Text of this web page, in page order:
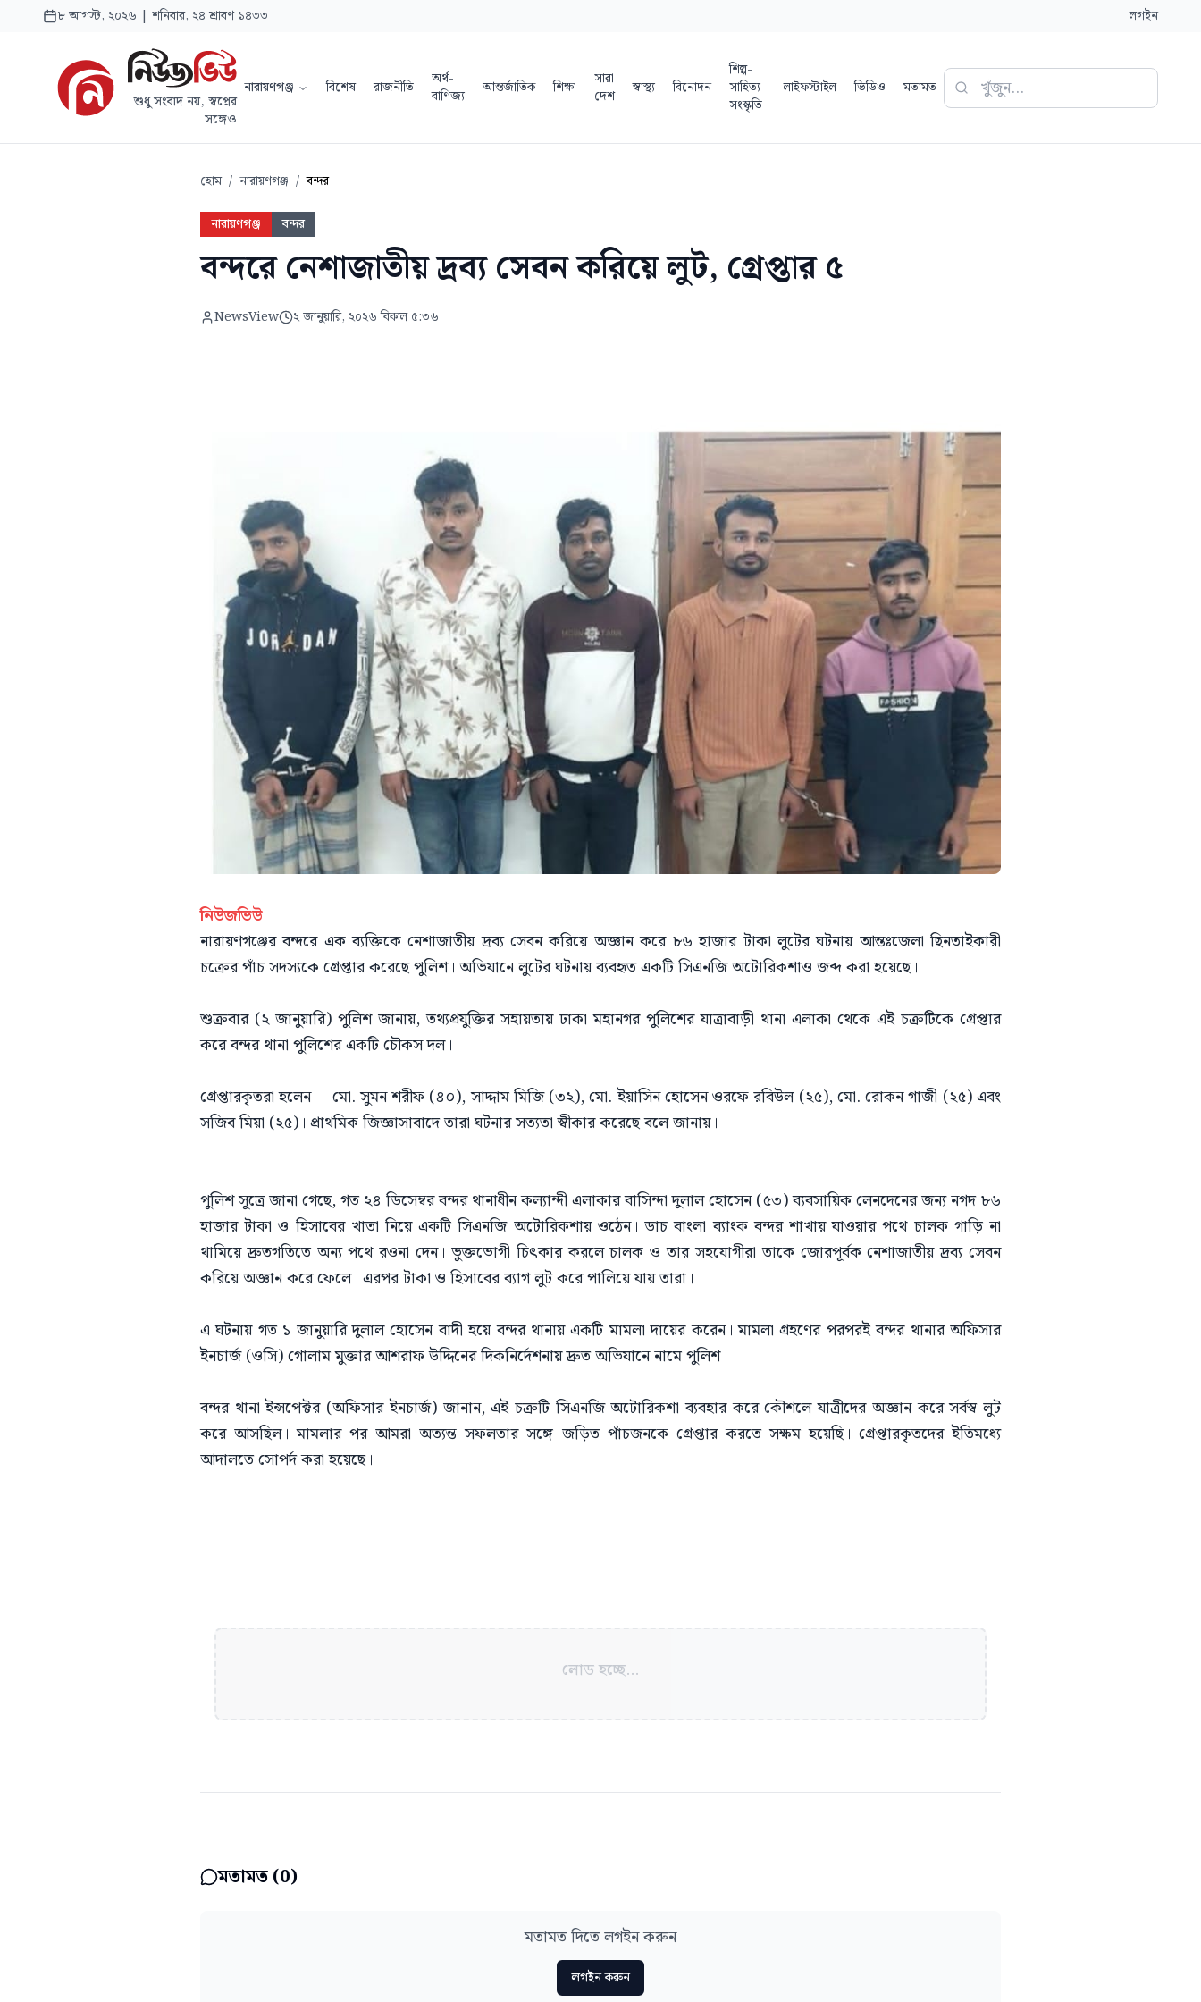
৮ আগস্ট, ২০২৬ | শনিবার, ২৪ শ্রাবণ ১৪৩৩ লগইন
শুধু সংবাদ নয়, স্বপ্নের
সঙ্গেও
নারায়ণগঞ্জ বিশেষ রাজনীতি
অর্থ-
বাণিজ্য
আন্তর্জাতিক শিক্ষা
সারা
দেশ
স্বাস্থ্য বিনোদন
শিল্প-
সাহিত্য-
সংস্কৃতি
লাইফস্টাইল ভিডিও মতামত
হোম / নারায়ণগঞ্জ / বন্দর
নারায়ণগঞ্জ বন্দর
বন্দরে নেশাজাতীয় দ্রব্য সেবন করিয়ে লুট, গ্রেপ্তার ৫
NewsView ২ জানুয়ারি, ২০২৬ বিকাল ৫:৩৬
নিউজভিউ
নারায়ণগঞ্জের বন্দরে এক ব্যক্তিকে নেশাজাতীয় দ্রব্য সেবন করিয়ে অজ্ঞান করে ৮৬ হাজার টাকা লুটের ঘটনায় আন্তঃজেলা ছিনতাইকারী
চক্রের পাঁচ সদস্যকে গ্রেপ্তার করেছে পুলিশ। অভিযানে লুটের ঘটনায় ব্যবহৃত একটি সিএনজি অটোরিকশাও জব্দ করা হয়েছে।
​শুক্রবার (২ জানুয়ারি) পুলিশ জানায়, তথ্যপ্রযুক্তির সহায়তায় ঢাকা মহানগর পুলিশের যাত্রাবাড়ী থানা এলাকা থেকে এই চক্রটিকে গ্রেপ্তার
করে বন্দর থানা পুলিশের একটি চৌকস দল।
​গ্রেপ্তারকৃতরা হলেন— মো. সুমন শরীফ (৪০), সাদ্দাম মিজি (৩২), মো. ইয়াসিন হোসেন ওরফে রবিউল (২৫), মো. রোকন গাজী (২৫) এবং
সজিব মিয়া (২৫)। প্রাথমিক জিজ্ঞাসাবাদে তারা ঘটনার সত্যতা স্বীকার করেছে বলে জানায়।
পুলিশ সূত্রে জানা গেছে, গত ২৪ ডিসেম্বর বন্দর থানাধীন কল্যান্দী এলাকার বাসিন্দা দুলাল হোসেন (৫৩) ব্যবসায়িক লেনদেনের জন্য নগদ ৮৬
হাজার টাকা ও হিসাবের খাতা নিয়ে একটি সিএনজি অটোরিকশায় ওঠেন। ডাচ বাংলা ব্যাংক বন্দর শাখায় যাওয়ার পথে চালক গাড়ি না
থামিয়ে দ্রুতগতিতে অন্য পথে রওনা দেন। ভুক্তভোগী চিৎকার করলে চালক ও তার সহযোগীরা তাকে জোরপূর্বক নেশাজাতীয় দ্রব্য সেবন
করিয়ে অজ্ঞান করে ফেলে। এরপর টাকা ও হিসাবের ব্যাগ লুট করে পালিয়ে যায় তারা।
​এ ঘটনায় গত ১ জানুয়ারি দুলাল হোসেন বাদী হয়ে বন্দর থানায় একটি মামলা দায়ের করেন। মামলা গ্রহণের পরপরই বন্দর থানার অফিসার
ইনচার্জ (ওসি) গোলাম মুক্তার আশরাফ উদ্দিনের দিকনির্দেশনায় দ্রুত অভিযানে নামে পুলিশ।
​বন্দর থানা ইন্সপেক্টর (অফিসার ইনচার্জ) জানান, এই চক্রটি সিএনজি অটোরিকশা ব্যবহার করে কৌশলে যাত্রীদের অজ্ঞান করে সর্বস্ব লুট
করে আসছিল। মামলার পর আমরা অত্যন্ত সফলতার সঙ্গে জড়িত পাঁচজনকে গ্রেপ্তার করতে সক্ষম হয়েছি। গ্রেপ্তারকৃতদের ইতিমধ্যে
আদালতে সোপর্দ করা হয়েছে।
লোড হচ্ছে...
মতামত (0)
মতামত দিতে লগইন করুন
লগইন করুন